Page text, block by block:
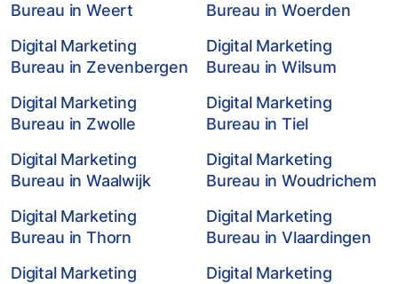
Bureau in Weert
Bureau in Woerden
Digital Marketing
Bureau in Zevenbergen
Digital Marketing
Bureau in Wilsum
Digital Marketing
Bureau in Zwolle
Digital Marketing
Bureau in Tiel
Digital Marketing
Bureau in Waalwijk
Digital Marketing
Bureau in Woudrichem
Digital Marketing
Bureau in Thorn
Digital Marketing
Bureau in Vlaardingen
Digital Marketing
Digital Marketing